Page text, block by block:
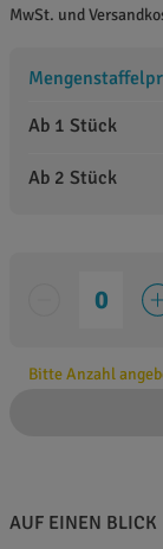
MwSt. und
Ab 1 Stück
Ab 2 Stück
Bitte Anzahl
AUF EINEN BLICK